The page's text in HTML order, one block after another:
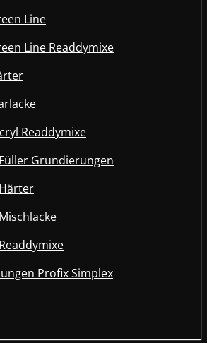
Line
Line Readdymixe
Readdymixe
Grundierungen
Profix Simplex